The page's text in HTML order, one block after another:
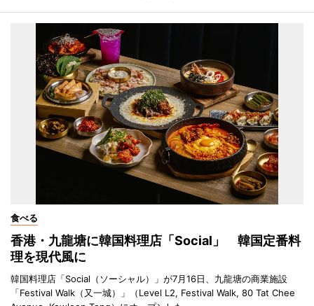
食べる
香港・九龍塘に韓国料理店「Social」 韓国定番料
理を現代風に
韓国料理店「Social（ソーシャル）」が7月16日、九龍塘の商業施設
「Festival Walk（又一城）」（Level L2, Festival Walk, 80 Tat Chee